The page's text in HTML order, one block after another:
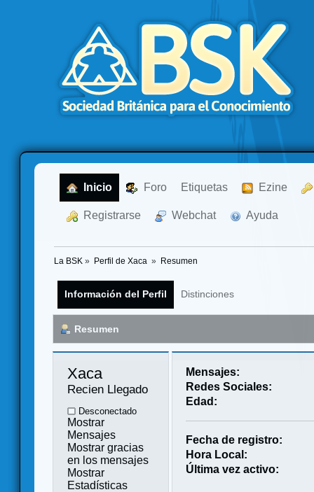
Inicio Foro Etiquetas Ezine
Registrarse Webchat Ayuda
La BSK » Perfil de Xaca » Resumen
Información del Perfil Distinciones
Resumen
Xaca
Recien Llegado
Desconectado
Mostrar
Mensajes
Mostrar gracias
en los mensajes
Mostrar
Estadísticas
Mensajes:
Redes Sociales:
Edad:
Fecha de registro:
Hora Local:
Última vez activo: